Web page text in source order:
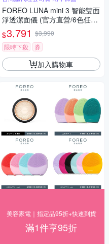
FOREO LUNA mini 3 智能雙面
淨透潔面儀 (官方直營/6色任選/
洗臉機)
$3,791 $3,990
限時下殺
券
加入購物車
美容家電｜指定品95折+快速到貨
滿1件享95折